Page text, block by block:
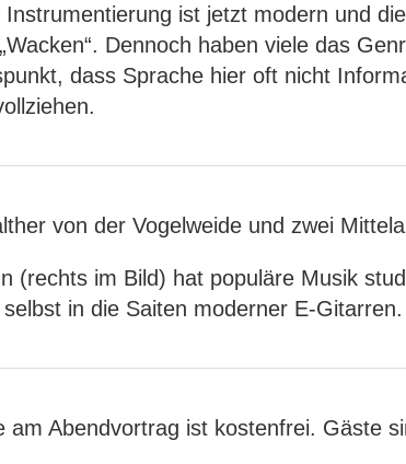
ist jetzt modern und
Dennoch haben viele das
dass Sprache hier oft nicht
(rechts im Bild) hat populäre Musik
in die Saiten moderner E-Gitarren.
am Abendvortrag ist kostenfrei. Gäste